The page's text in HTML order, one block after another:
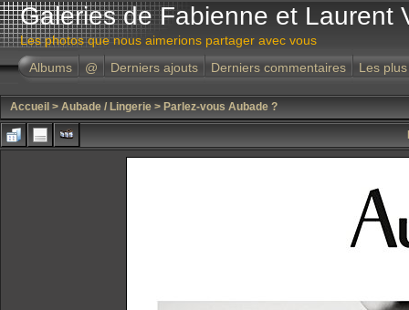
Galeries de Fabienne et Laurent
Les photos que nous aimerions partager avec vous
Albums
@ Derniers ajouts Derniers commentaires Les
Accueil > Aubade / Lingerie > Parlez-vous Aubade ?